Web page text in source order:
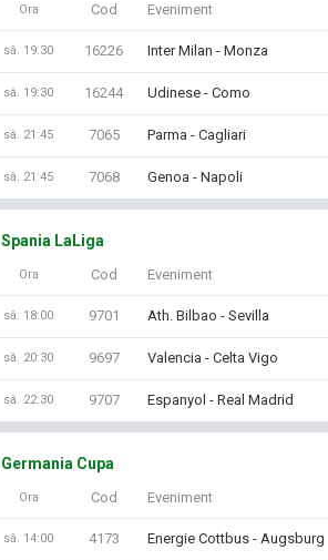
Ora Cod Eveniment
sâ. 19:30 16226 Inter Milan - Monza
sâ. 19:30 16244 Udinese - Como
sâ. 21:45 7065 Parma - Cagliari
sâ. 21:45 7068 Genoa - Napoli
Spania LaLiga
Ora Cod Eveniment
sâ. 18:00 9701 Ath. Bilbao - Sevilla
sâ. 20:30 9697 Valencia - Celta Vigo
sâ. 22:30 9707 Espanyol - Real Madrid
Germania Cupa
Ora Cod Eveniment
sâ. 14:00 4173 Energie Cottbus - Augsburg